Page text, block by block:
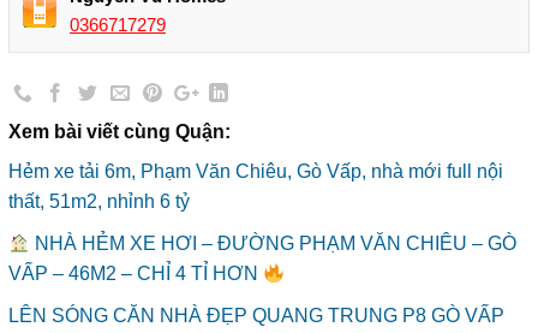
0366717279
Xem bài viết cùng Quận:
Hẻm xe tải 6m, Phạm Văn Chiêu, Gò Vấp, nhà mới full nội
thất, 51m2, nhỉnh 6 tỷ
NHÀ HẺM XE HƠI – ĐƯỜNG PHẠM VĂN CHIÊU – GÒ
VẤP – 46M2 – CHỈ 4 TỈ HƠN
LÊN SÓNG CĂN NHÀ ĐẸP QUANG TRUNG P8 GÒ VẤP